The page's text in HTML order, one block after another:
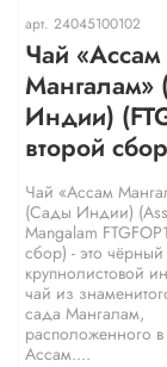
арт. 24045100102
Чай «Ассам
Мангалам»
Индии)
второй
Чай «Ассам
(Сады Индии)
Mangalam
сбор) - это чёрный
крупнолистовой
чай из
сада Мангалам,
расположенного
Ассам....